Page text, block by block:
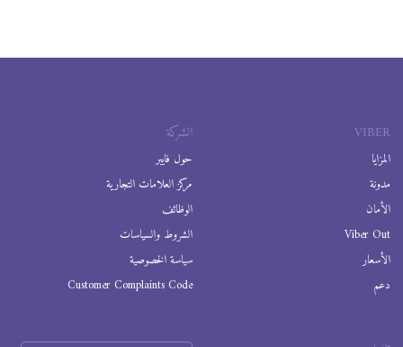
VIBER
المزايا
مدونة
الأمان
Viber Out
الأسعار
دعم
الشركة
حول فايبر
مركز العلامات التجارية
الوظائف
الشروط والسياسات
سياسة الخصوصية
Customer Complaints Code